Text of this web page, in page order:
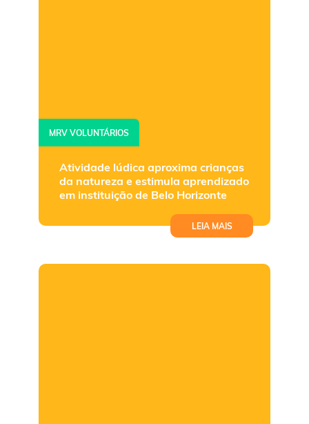
MRV VOLUNTÁRIOS
Atividade lúdica aproxima crianças
da natureza e estimula aprendizado
em instituição de Belo Horizonte
LEIA MAIS